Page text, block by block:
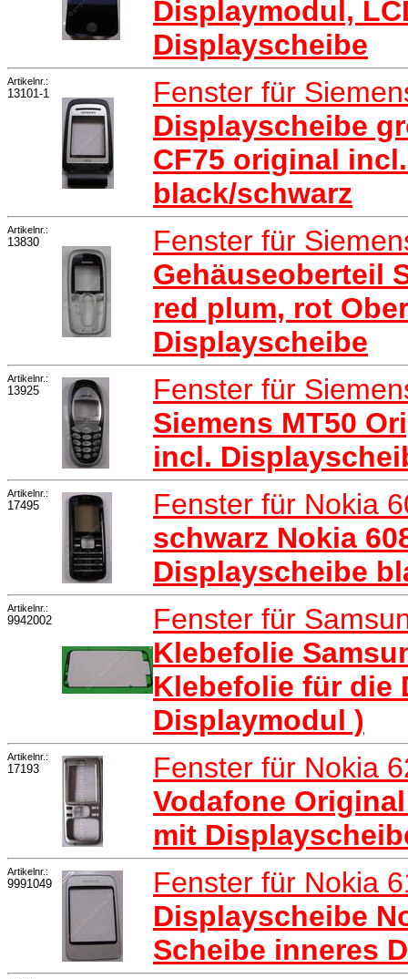
Displaymodul,
Displayscheibe
Artikelnr.:
13101-1
Fenster für
Displayscheibe
CF75 original
black/schwarz
Artikelnr.:
13830
Fenster für
Gehäuseoberteil
red plum, rot
Displayscheibe
Artikelnr.:
13925
Fenster für
Siemens MT50
incl.
Artikelnr.:
17495
Fenster für Nokia
schwarz Nokia
Displayscheibe
Artikelnr.:
9942002
Fenster für
Klebefolie
Klebefolie für die
Displaymodul )
Artikelnr.:
17193
Fenster für Nokia
Vodafone
mit
Artikelnr.:
9991049
Fenster für Nokia
Displayscheibe
Scheibe inneres